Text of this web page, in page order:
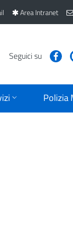
Area Intranet
Seguici su
Polizia